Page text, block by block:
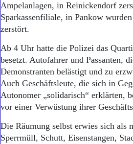
Ampelanlagen, in Reinickendorf
Sparkassenfiliale, in Pankow
zerstört.
Ab 4 Uhr hatte die Polizei das
besetzt. Autofahrer und Passanten,
Demonstranten belästigt und zu
Auch Geschäftsleute, die sich in
Autonomer „solidarisch“ erklärten,
vor einer Verwüstung ihrer
Die Räumung selbst erwies sich
Sperrmüll, Schutt, Eisenstangen,